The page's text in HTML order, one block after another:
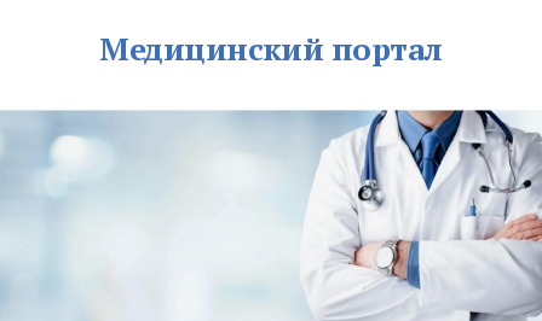
Медицинский портал